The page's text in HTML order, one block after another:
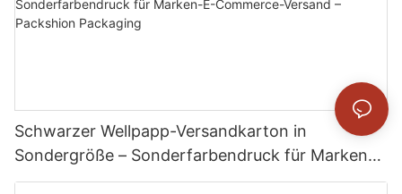
Schwarzer Wellpapp-Versandkarton in
Sondergröße – Sonderfarbendruck für Marken-
E-Commerce-Versand – Packshion Packaging